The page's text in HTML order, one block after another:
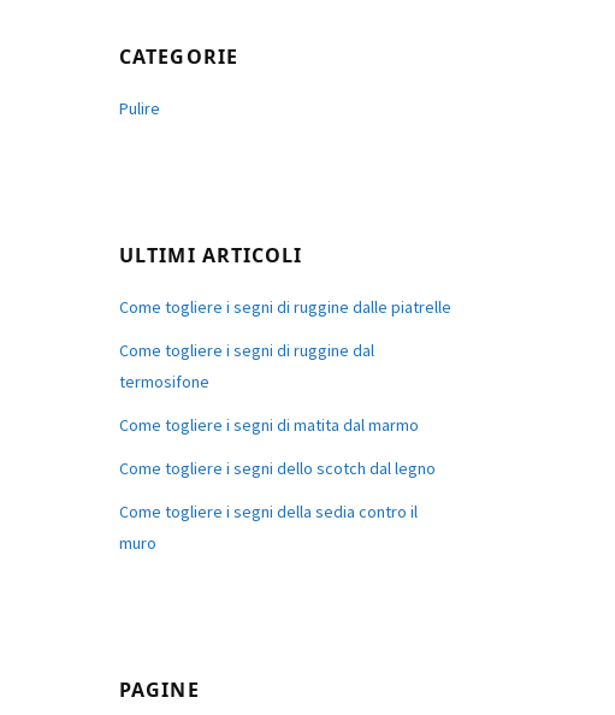
CATEGORIE
Pulire
ULTIMI ARTICOLI
Come togliere i segni di ruggine dalle piatrelle
Come togliere i segni di ruggine dal
termosifone
Come togliere i segni di matita dal marmo
Come togliere i segni dello scotch dal legno
Come togliere i segni della sedia contro il
muro
PAGINE